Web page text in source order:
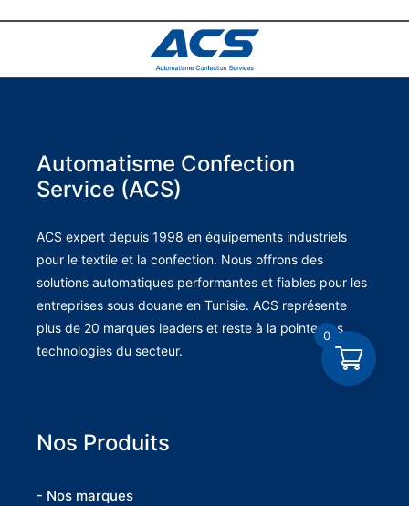
Automatisme Confection
Service (ACS)
ACS expert depuis 1998 en équipements industriels
pour le textile et la confection. Nous offrons des
solutions automatiques performantes et fiables pour les
entreprises sous douane en Tunisie. ACS représente
plus de 20 marques leaders et reste à la pointe des
technologies du secteur.
Nos Produits
- Nos marques
0